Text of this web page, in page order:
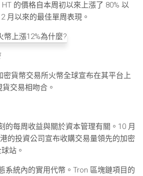
的價格自本周初以來上漲了 80% 以
月以來的最佳單周表現。
密貨幣交易所火幣全球宣布在其平台上
交易相吻合。
的每周收益與關於資本管理有關。10 月
的投資公司宣布收購交易量領先的加密
站。
系統內的實用代幣。Tron 區塊鏈項目的